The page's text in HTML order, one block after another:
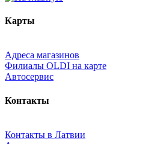
Карты
Адреса магазинов
Филиалы OLDI на карте
Автосервис
Контакты
Контакты в Латвии